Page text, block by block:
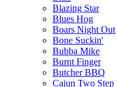
Blazing Star
Blues Hog
Boars Night Out
Bone Suckin'
Bubba Mike
Burnt Finger
Butcher BBQ
Cajun Two Step